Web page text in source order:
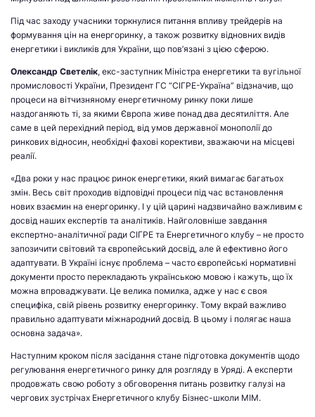
Під час заходу учасники торкнулися питання впливу трейдерів на
формування цін на енергоринку, а також розвитку відновних видів
енергетики і викликів для України, що пов’язані з цією сферою.
Олександр Светелік, екс-заступник Міністра енергетики та вугільної
промисловості України, Президент ГС “СІГРЕ-Україна” відзначив, що
процеси на вітчизняному енергетичному ринку поки лише
наздоганяють ті, за якими Європа живе понад два десятиліття. Але
саме в цей перехідний період, від умов державної монополії до
ринкових відносин, необхідні фахові корективи, зважаючи на місцеві
реалії.
«Два роки у нас працює ринок енергетики, який вимагає багатьох
змін. Весь світ проходив відповідні процеси під час встановлення
нових взаємин на енергоринку. І у цій царині надзвичайно важливим є
досвід наших експертів та аналітиків. Найголовніше завдання
експертно-аналітичної ради СІГРЕ та Енергетичного клубу – не просто
запозичити світовий та європейський досвід, але й ефективно його
адаптувати. В Україні існує проблема – часто європейські нормативні
документи просто перекладають українською мовою і кажуть, що їх
можна впроваджувати. Це велика помилка, адже у нас є своя
специфіка, свій рівень розвитку енергоринку. Тому вкрай важливо
правильно адаптувати міжнародний досвід. В цьому і полягає наша
основна задача».
Наступним кроком після засідання стане підготовка документів щодо
регулювання енергетичного ринку для розгляду в Уряді. А експерти
продовжать свою роботу з обговорення питань розвитку галузі на
чергових зустрічах Енергетичного клубу Бізнес-школи МІМ.